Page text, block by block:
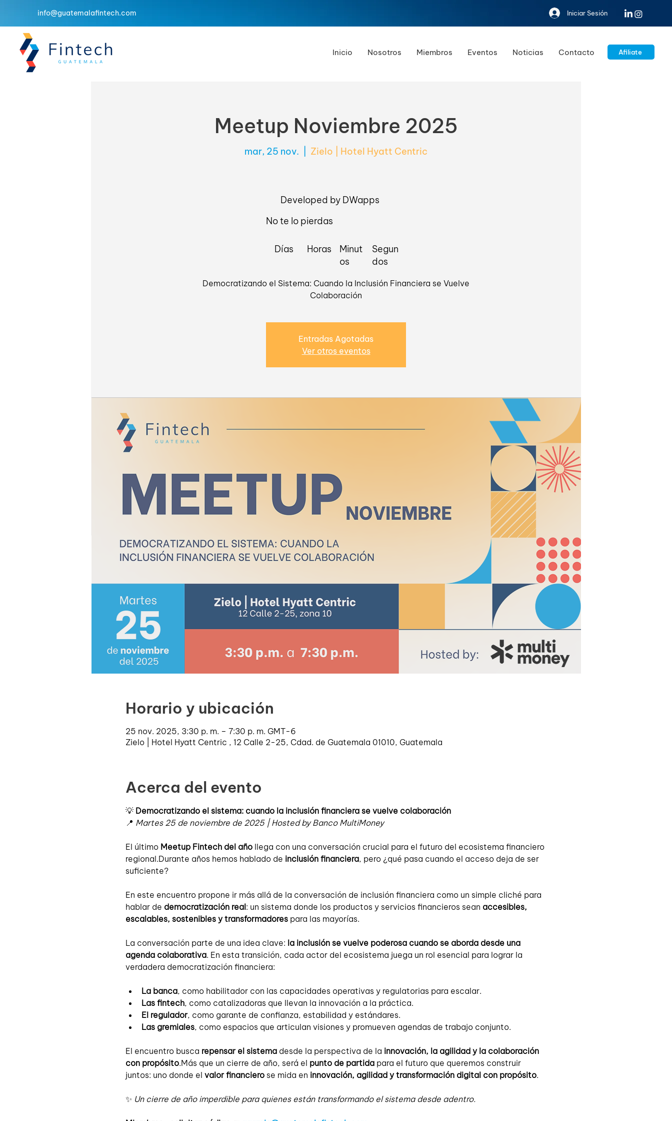
info@guatemalafintech.com Iniciar Sesión
Inicio Nosotros Miembros Eventos Noticias Contacto Afiliate
Meetup Noviembre 2025
mar, 25 nov. Zielo | Hotel Hyatt Centric
Segun
dos
Minut
os
Horas
Días
No te lo pierdas
Developed by DWapps
Democratizando el Sistema: Cuando la Inclusión Financiera se Vuelve
Colaboración
Entradas Agotadas
Ver otros eventos
Horario y ubicación
25 nov. 2025, 3:30 p. m. – 7:30 p. m. GMT-6
Zielo | Hotel Hyatt Centric , 12 Calle 2-25, Cdad. de Guatemala 01010, Guatemala
Acerca del evento
💡 Democratizando el sistema: cuando la inclusión financiera se vuelve colaboración
📍 Martes 25 de noviembre de 2025 | Hosted by Banco MultiMoney
El último Meetup Fintech del año llega con una conversación crucial para el futuro del ecosistema financiero
regional.Durante años hemos hablado de inclusión financiera, pero ¿qué pasa cuando el acceso deja de ser
suficiente?
En este encuentro propone ir más allá de la conversación de inclusión financiera como un simple cliché para
hablar de democratización real: un sistema donde los productos y servicios financieros sean accesibles,
escalables, sostenibles y transformadores para las mayorías.
La conversación parte de una idea clave: la inclusión se vuelve poderosa cuando se aborda desde una
agenda colaborativa. En esta transición, cada actor del ecosistema juega un rol esencial para lograr la
verdadera democratización financiera:
La banca, como habilitador con las capacidades operativas y regulatorias para escalar.
Las fintech, como catalizadoras que llevan la innovación a la práctica.
El regulador, como garante de confianza, estabilidad y estándares.
Las gremiales, como espacios que articulan visiones y promueven agendas de trabajo conjunto.
El encuentro busca repensar el sistema desde la perspectiva de la innovación, la agilidad y la colaboración
con propósito.Más que un cierre de año, será el punto de partida para el futuro que queremos construir
juntos: uno donde el valor financiero se mida en innovación, agilidad y transformación digital con propósito.
✨ Un cierre de año imperdible para quienes están transformando el sistema desde adentro.